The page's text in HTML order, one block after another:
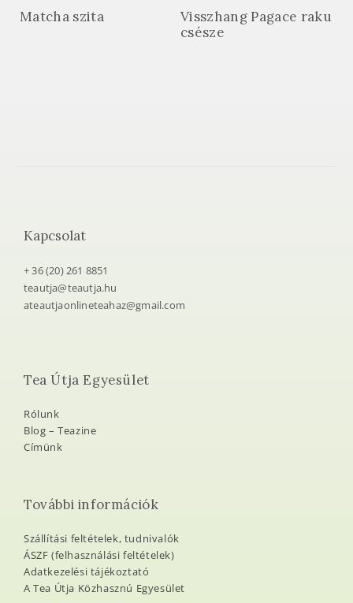
Matcha szita
Visszhang Pagace raku
csésze
Kapcsolat
+ 36 (20) 261 8851
teautja@teautja.hu
ateautjaonlineteahaz@gmail.com
Tea Útja Egyesület
Rólunk
Blog – Teazine
Címünk
További információk
Szállítási feltételek, tudnivalók
ÁSZF (felhasználási feltételek)
Adatkezelési tájékoztató
A Tea Útja Közhasznú Egyesület